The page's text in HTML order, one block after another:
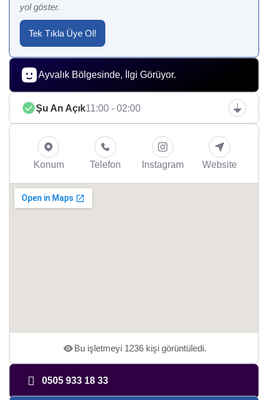
yol göster.
Tek Tıkla Üye Ol!
Ayvalık Bölgesinde, İlgi Görüyor.
Şu An Açık11:00 - 02:00
Konum Telefon Instagram Website
Bu işletmeyi 1236 kişi görüntüledi.
0505 933 18 33